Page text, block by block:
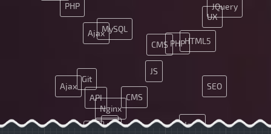
PHP
JS
JQuery
Nginx
SEO
Java
UX
CMS
Ajax
Git
PHP
MySQL
HTML5
JS
Java
API CMS
Ajax